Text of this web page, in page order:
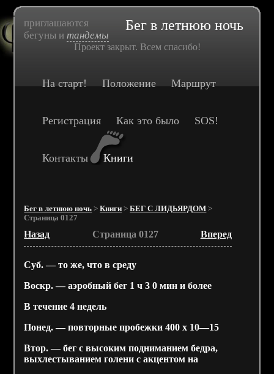
приглашаются
бегуны итандемы
Бег в летнюю ночь
Проект закрыт. Всем спасибо!
На старт! Положение Маршрут
Регистрация Как это было SOS!
Контакты Книги
Бег в летнюю ночь >Книги >БЕГ С ЛИДЬЯРДОМ >
Страница 0127
Назад Страница 0127 Вперед
Суб. — то же, что в среду
Воскр. — аэробный бег 1 ч 3 0 мин и более
В течение 4 недель
Понед. — повторные пробежки 400 х 10—15
Втор. — бег с высоким подниманием бедра,
выхлестыванием голени с акцентом на